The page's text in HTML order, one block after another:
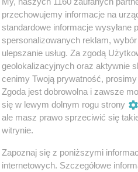
Tlenek węgla
Jedna osoba, mężczyzna w
węgla trafił do szpitala.
14.04.2024 15:33
Reklama
przechowujemy informacje na
standardowe informacje wysyłane
spersonalizowanych reklam,
ulepszanie usług. Za zgodą
geolokalizacyjnych oraz aktywnie
cenimy Twoją prywatność,
Zgoda jest dobrowolna i zawsze
się w lewym dolnym rogu strony
ale masz prawo sprzeciwić się
witrynie.
Zapoznaj się z poniższymi
internetowych. Szczegółowe